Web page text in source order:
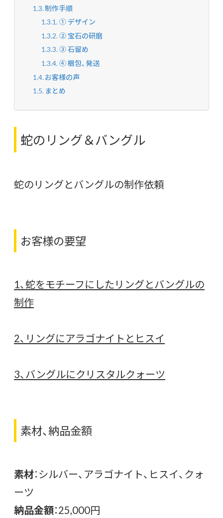
制作手順
① デザイン
② 宝石の研磨
③ 石留め
④ 梱包、発送
お客様の声
まとめ
蛇のリング＆バングル
蛇のリングとバングルの制作依頼
お客様の要望
1、蛇をモチーフにしたリングとバングルの
制作
2、リングにアラゴナイトとヒスイ
3、バングルにクリスタルクォーツ
素材、納品金額
素材：シルバー、アラゴナイト、ヒスイ、クォ
ーツ
納品金額：25,000円